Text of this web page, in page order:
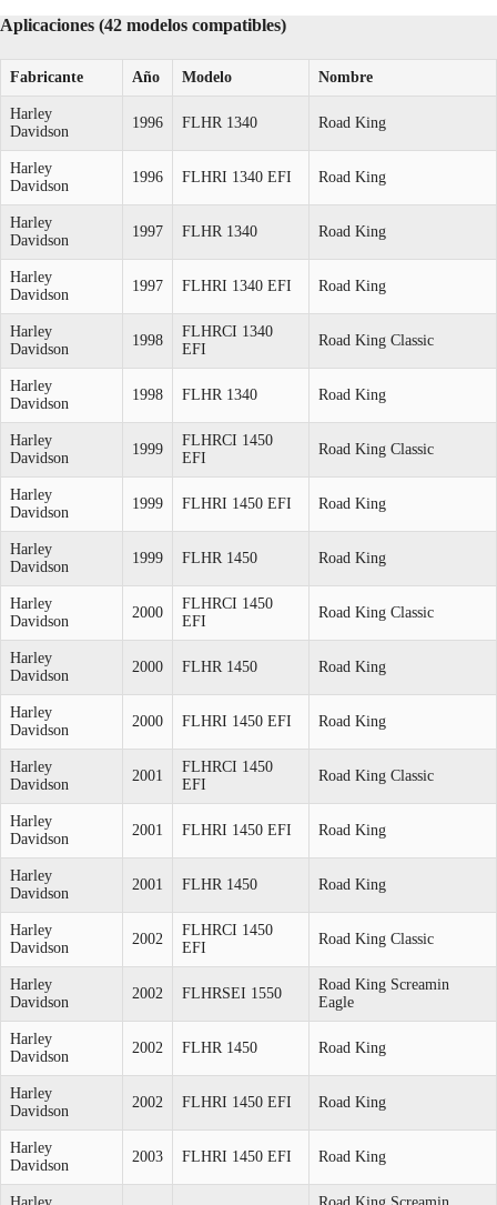
Aplicaciones (42 modelos compatibles)
Fabricante Año Modelo Nombre
Harley
Davidson
1996 FLHR 1340 Road King
Harley
Davidson
1996 FLHRI 1340 EFI Road King
Harley
Davidson
1997 FLHR 1340 Road King
Harley
Davidson
1997 FLHRI 1340 EFI Road King
Harley
Davidson
1998
FLHRCI 1340
EFI
Road King Classic
Harley
Davidson
1998 FLHR 1340 Road King
Harley
Davidson
1999
FLHRCI 1450
EFI
Road King Classic
Harley
Davidson
1999 FLHRI 1450 EFI Road King
Harley
Davidson
1999 FLHR 1450 Road King
Harley
Davidson
2000
FLHRCI 1450
EFI
Road King Classic
Harley
Davidson
2000 FLHR 1450 Road King
Harley
Davidson
2000 FLHRI 1450 EFI Road King
Harley
Davidson
2001
FLHRCI 1450
EFI
Road King Classic
Harley
Davidson
2001 FLHRI 1450 EFI Road King
Harley
Davidson
2001 FLHR 1450 Road King
Harley
Davidson
2002
FLHRCI 1450
EFI
Road King Classic
Harley
Davidson
2002 FLHRSEI 1550
Road King Screamin
Eagle
Harley
Davidson
2002 FLHR 1450 Road King
Harley
Davidson
2002 FLHRI 1450 EFI Road King
Harley
Davidson
2003 FLHRI 1450 EFI Road King